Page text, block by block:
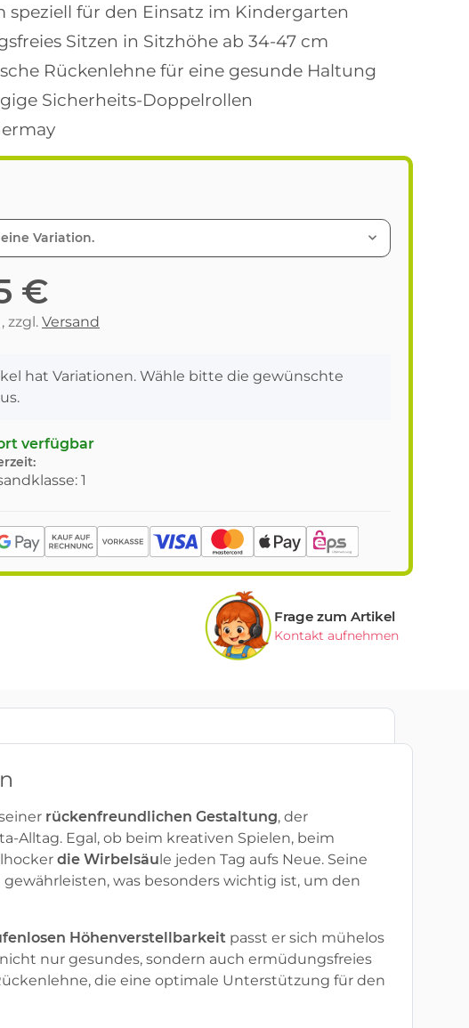
speziell für den Einsatz im Kindergarten
Sitzen in Sitzhöhe ab 34-47 cm
Rückenlehne für eine gesunde Haltung
Sicherheits-Doppelrollen
Variation.
€
zzgl. Versand
hat Variationen. Wähle bitte die gewünschte
verfügbar
1
Frage zum Artikel
Kontakt aufnehmen
rückenfreundlichen Gestaltung, der
Alltag. Egal, ob beim kreativen Spielen, beim
die Wirbelsäu le jeden Tag aufs Neue. Seine
gewährleisten, was besonders wichtig ist, um den
Höhenverstellbarkeit passt er sich mühelos
nur gesundes, sondern auch ermüdungsfreies
die eine optimale Unterstützung für den